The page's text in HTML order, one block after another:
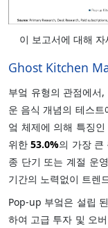
이 보고서에 대해
Ghost Kitchen
부엌 유형의 관점에서
운 음식 개념의 테스
엌 체제에 의해 특징
위한53.0%의 가장 큰
종 단기 또는 계절 운
기간의 노력없이 트렌
Pop-up 부엌은 설립
하여 고급 투자 및 오